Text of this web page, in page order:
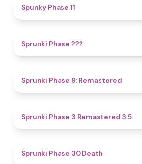
Spunky Phase 11
Sprunki Phase ???
Sprunki Phase 9: Remastered
Sprunki Phase 3 Remastered 3.5
Sprunki Phase 30 Death